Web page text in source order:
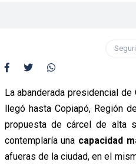
La abanderada presidencial de
llegó hasta Copiapó, Región
propuesta de cárcel de alta
contemplaría una capacidad
afueras de la ciudad, en el